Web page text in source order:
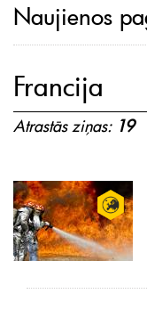
Naujienos
Francija
Atrastās ziņas: 19